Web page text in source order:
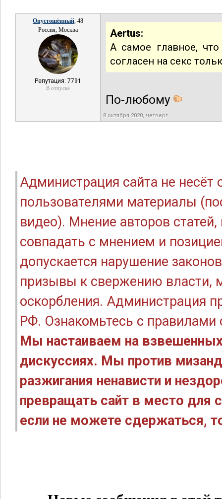
Опустошённый, 48
Россия, Москва
Репутация: 7791
В отпуске
Aertus:
А самое главное,
согласен на секс
По-любому
8 октября 2020, четверг
Администрация сайта не
пользователями материалы
видео). Мнение авторов
совпадать с мнением и
допускается нарушение
призывы к свержению власти,
оскорбления. Администрация
РФ. Ознакомьтесь с правилами
Мы настаиваем на
дискуссиях. Мы против
разжигания ненависти и
превращать сайт в место для
если не можете сдержаться,